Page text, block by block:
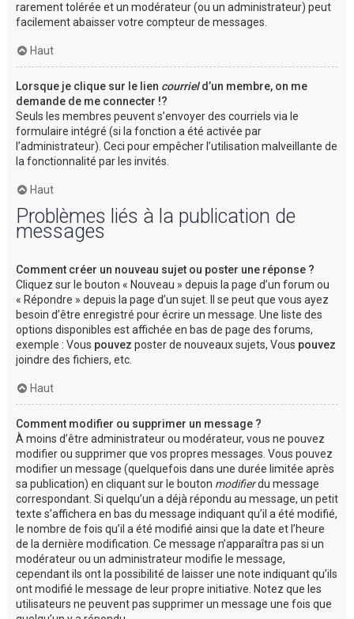
rarement tolérée et un modérateur (ou un administrateur) peut
facilement abaisser votre compteur de messages.
Haut
Lorsque je clique sur le lien courrield’un membre, on me
demande de me connecter !?
Seuls les membres peuvent s’envoyer des courriels via le
formulaire intégré (si la fonction a été activée par
l’administrateur). Ceci pour empêcher l’utilisation malveillante de
la fonctionnalité par les invités.
Haut
Problèmes liés à la publication de
messages
Comment créer un nouveau sujet ou poster une réponse ?
Cliquez sur le bouton « Nouveau » depuis la page d’un forum ou
« Répondre » depuis la page d’un sujet. Il se peut que vous ayez
besoin d’être enregistré pour écrire un message. Une liste des
options disponibles est affichée en bas de page des forums,
exemple : Vous pouvez poster de nouveaux sujets, Vous pouvez
joindre des fichiers, etc.
Haut
Comment modifier ou supprimer un message ?
À moins d’être administrateur ou modérateur, vous ne pouvez
modifier ou supprimer que vos propres messages. Vous pouvez
modifier un message (quelquefois dans une durée limitée après
sa publication) en cliquant sur le bouton modifierdu message
correspondant. Si quelqu’un a déjà répondu au message, un petit
texte s’affichera en bas du message indiquant qu’il a été modifié,
le nombre de fois qu’il a été modifié ainsi que la date et l’heure
de la dernière modification. Ce message n’apparaîtra pas si un
modérateur ou un administrateur modifie le message,
cependant ils ont la possibilité de laisser une note indiquant qu’ils
ont modifié le message de leur propre initiative. Notez que les
utilisateurs ne peuvent pas supprimer un message une fois que